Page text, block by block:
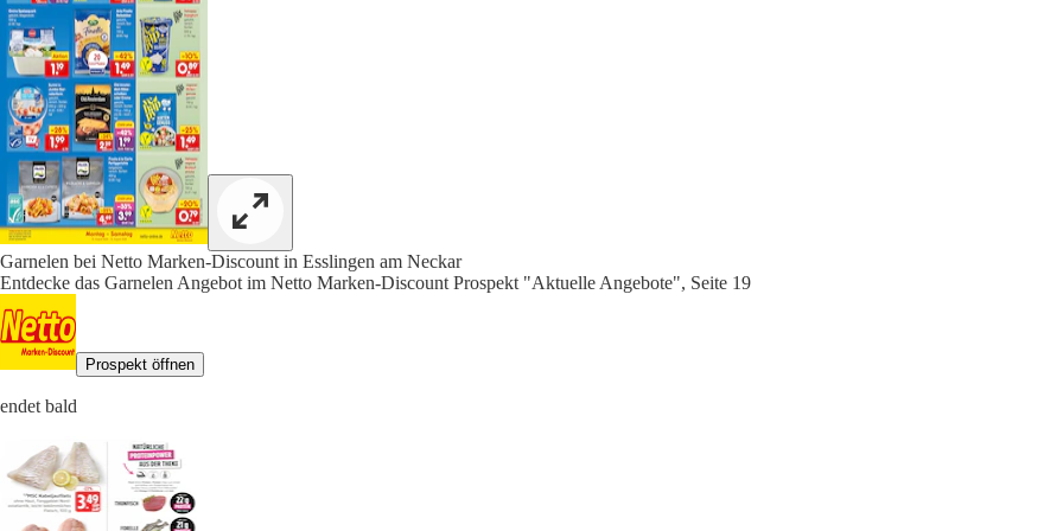
Garnelen bei Netto Marken-Discount in Esslingen am Neckar
Entdecke das Garnelen Angebot im Netto Marken-Discount Prospekt "Aktuelle Angebote", Seite 19
Prospekt öffnen
endet bald